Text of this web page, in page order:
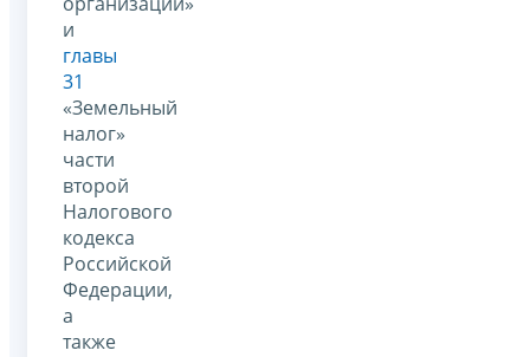
и
главы
31
«Земельный
налог»
части
второй
Налогового
кодекса
Российской
Федерации,
а
также